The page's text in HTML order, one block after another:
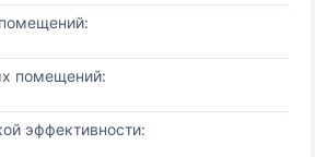
помещений:
эффективности: